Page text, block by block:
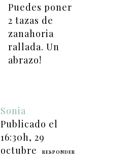
Puedes poner
2 tazas de
zanahoria
rallada. Un
abrazo!
Sonia
Publicado el
16:30h, 29
octubre
RESPONDER